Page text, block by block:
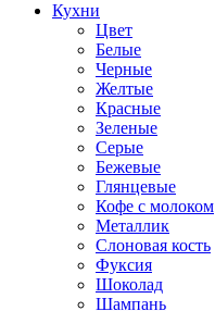
Кухни
Цвет
Белые
Черные
Желтые
Красные
Зеленые
Серые
Бежевые
Глянцевые
Кофе с молоком
Металлик
Слоновая кость
Фуксия
Шоколад
Шампань